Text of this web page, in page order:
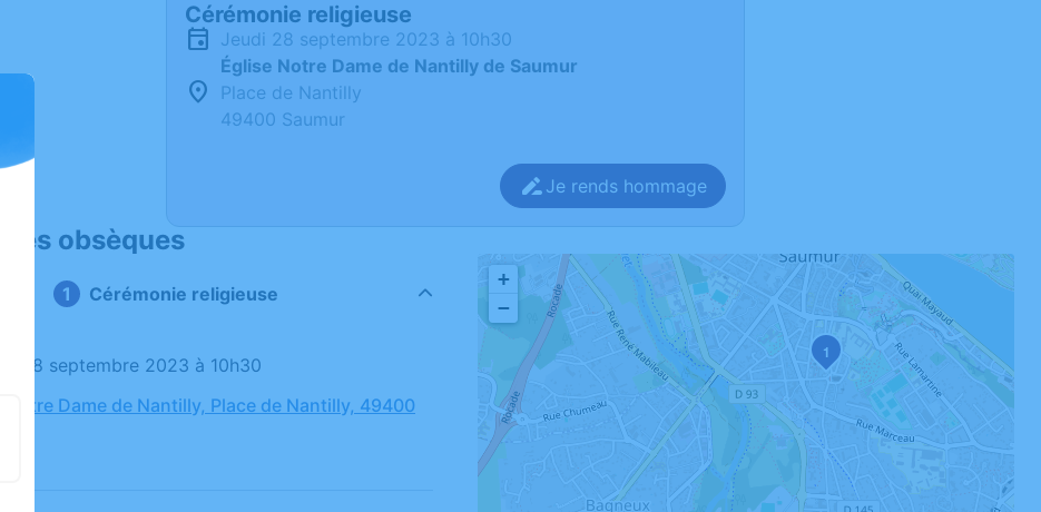
Cérémonie religieuse
jeudi 28 septembre 2023 à 10h30
Église Notre Dame de Nantilly de Saumur
Place de Nantilly
49400 Saumur
Je rends hommage
obsèques
Cérémonie religieuse
28 septembre 2023 à 10h30
Notre Dame de Nantilly, Place de Nantilly, 49400
1
+
−